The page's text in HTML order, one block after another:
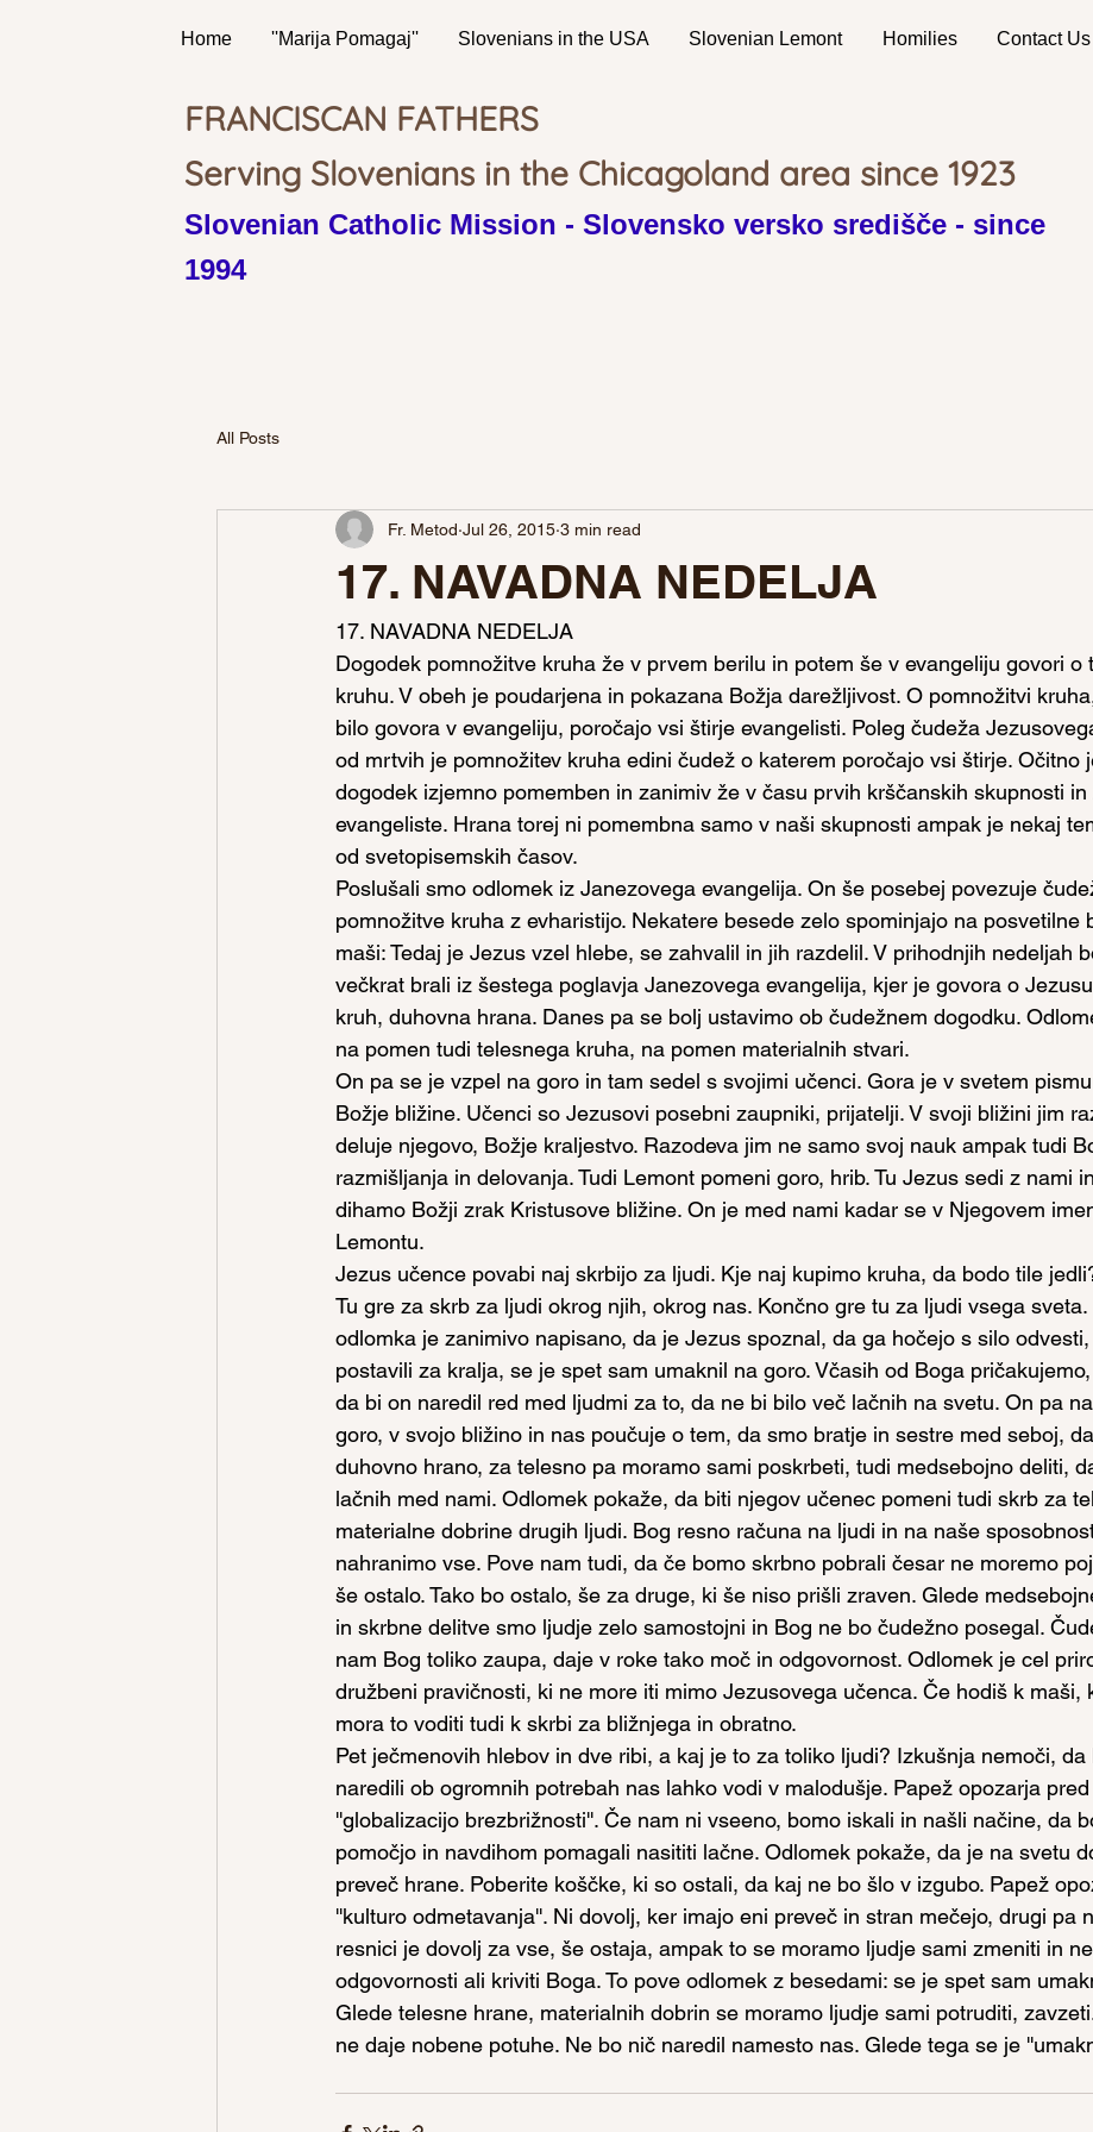
FRANCISCAN FATHERS
Serving Slovenians in the Chicagoland area since 1923
Slovenian Catholic Mission - Slovensko versko središče - since
1994
Home ''Marija Pomagaj'' Slovenians in the USA Slovenian Lemont Homilies Contact Us
All Posts
17. NAVADNA NEDELJA
Fr. Metod Jul 26, 2015 3 min read
17. NAVADNA NEDELJA
Dogodek pomnožitve kruha že v prvem berilu in potem še v evangeliju govori o
kruhu. V obeh je poudarjena in pokazana Božja darežljivost. O pomnožitvi
bilo govora v evangeliju, poročajo vsi štirje evangelisti. Poleg čudeža
od mrtvih je pomnožitev kruha edini čudež o katerem poročajo vsi štirje. Očitno
dogodek izjemno pomemben in zanimiv že v času prvih krščanskih skupnosti in
evangeliste. Hrana torej ni pomembna samo v naši skupnosti ampak je nekaj
od svetopisemskih časov.
Poslušali smo odlomek iz Janezovega evangelija. On še posebej povezuje
pomnožitve kruha z evharistijo. Nekatere besede zelo spominjajo na posvetilne
maši: Tedaj je Jezus vzel hlebe, se zahvalil in jih razdelil. V prihodnjih nedeljah
večkrat brali iz šestega poglavja Janezovega evangelija, kjer je govora o
kruh, duhovna hrana. Danes pa se bolj ustavimo ob čudežnem dogodku.
na pomen tudi telesnega kruha, na pomen materialnih stvari.
On pa se je vzpel na goro in tam sedel s svojimi učenci. Gora je v svetem
Božje bližine. Učenci so Jezusovi posebni zaupniki, prijatelji. V svoji bližini jim
deluje njegovo, Božje kraljestvo. Razodeva jim ne samo svoj nauk ampak tudi
razmišljanja in delovanja. Tudi Lemont pomeni goro, hrib. Tu Jezus sedi z nami
dihamo Božji zrak Kristusove bližine. On je med nami kadar se v Njegovem
Lemontu.
Jezus učence povabi naj skrbijo za ljudi. Kje naj kupimo kruha, da bodo tile
Tu gre za skrb za ljudi okrog njih, okrog nas. Končno gre tu za ljudi vsega sveta.
odlomka je zanimivo napisano, da je Jezus spoznal, da ga hočejo s silo
postavili za kralja, se je spet sam umaknil na goro. Včasih od Boga
da bi on naredil red med ljudmi za to, da ne bi bilo več lačnih na svetu. On pa
goro, v svojo bližino in nas poučuje o tem, da smo bratje in sestre med seboj,
duhovno hrano, za telesno pa moramo sami poskrbeti, tudi medsebojno deliti,
lačnih med nami. Odlomek pokaže, da biti njegov učenec pomeni tudi skrb za
materialne dobrine drugih ljudi. Bog resno računa na ljudi in na naše
nahranimo vse. Pove nam tudi, da če bomo skrbno pobrali česar ne moremo
še ostalo. Tako bo ostalo, še za druge, ki še niso prišli zraven. Glede
in skrbne delitve smo ljudje zelo samostojni in Bog ne bo čudežno posegal.
nam Bog toliko zaupa, daje v roke tako moč in odgovornost. Odlomek je cel
družbeni pravičnosti, ki ne more iti mimo Jezusovega učenca. Če hodiš k maši,
mora to voditi tudi k skrbi za bližnjega in obratno.
Pet ječmenovih hlebov in dve ribi, a kaj je to za toliko ljudi? Izkušnja nemoči, da
naredili ob ogromnih potrebah nas lahko vodi v malodušje. Papež opozarja pred
''globalizacijo brezbrižnosti''. Če nam ni vseeno, bomo iskali in našli načine, da
pomočjo in navdihom pomagali nasititi lačne. Odlomek pokaže, da je na svetu
preveč hrane. Poberite koščke, ki so ostali, da kaj ne bo šlo v izgubo. Papež
''kulturo odmetavanja''. Ni dovolj, ker imajo eni preveč in stran mečejo, drugi pa
resnici je dovolj za vse, še ostaja, ampak to se moramo ljudje sami zmeniti in
odgovornosti ali kriviti Boga. To pove odlomek z besedami: se je spet sam
Glede telesne hrane, materialnih dobrin se moramo ljudje sami potruditi,
ne daje nobene potuhe. Ne bo nič naredil namesto nas. Glede tega se je